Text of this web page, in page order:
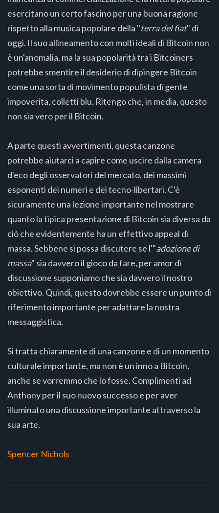
esercitano un certo fascino per una buona ragione
rispetto alla musica popolare della "terra del fiat" di
oggi. Il suo allineamento con molti ideali di Bitcoin non
è un'anomalia, ma la sua popolarità tra i Bitcoiners
potrebbe smentire il desiderio di dipingere Bitcoin
come una sorta di movimento populista di gente
impoverita, colletti blu. Ritengo che, in media, questo
non sia vero per il Bitcoin.
A parte questi avvertimenti, questa canzone
potrebbe aiutarci a capire come uscire dalla camera
d'eco degli osservatori del mercato, dei massimi
esponenti dei numeri e dei tecno-libertari. C'è
sicuramente una lezione importante nel mostrare
quanto la tipica presentazione di Bitcoin sia diversa da
ciò che evidentemente ha un effettivo appeal di
massa. Sebbene si possa discutere se l'"adozione di
massa" sia davvero il gioco da fare, per amor di
discussione supponiamo che sia davvero il nostro
obiettivo. Quindi, questo dovrebbe essere un punto di
riferimento importante per adattare la nostra
messaggistica.
Si tratta chiaramente di una canzone e di un momento
culturale importante, ma non è un inno a Bitcoin,
anche se vorremmo che lo fosse. Complimenti ad
Anthony per il suo nuovo successo e per aver
illuminato una discussione importante attraverso la
sua arte.
Spencer Nichols